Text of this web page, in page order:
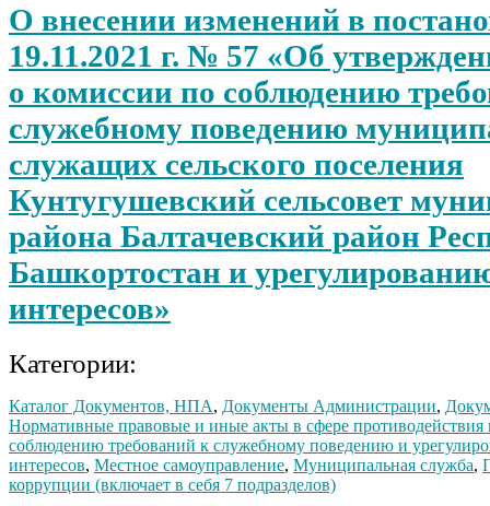
О внесении изменений в
19.11.2021 г. № 57 «Об
о комиссии по соблюдению
служебному поведению
служащих сельского поселения
Кунтугушевский сельсовет
района Балтачевский район
Башкортостан и
интересов»
Категории:
Каталог Документов, НПА, Документы Администрации,
Нормативные правовые и иные акты в сфере противодействия
соблюдению требований к служебному поведению и
интересов, Местное самоуправление, Муниципальная служба,
коррупции (включает в себя 7 подразделов)